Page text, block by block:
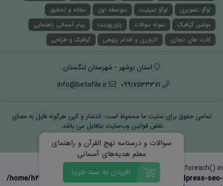
لوگو تصویری
لوگو تمپلیت متوسطه اول
مقاله و تحقیق
موشن گرافیک
نمونه سوالات پاورپوینت
پیام آسمانی راهنمایی
کارت های تجاری
کارورزی و اقدام پژوهی گرافیک و طراحی
استان بوشهر - شهرستان تنگستان
09917533371
info@betafile.ir
تمامی حقوق برای سایت ما محفوظ است. انتشار و کپی هرگونه فایل‌ به معنای
نقض قوانین وب‌سایت بتافایل می باشد.
قوانین و مقررات درباره ما تماس با ما
Warning : Invalid argument supplied for foreach() in
/home/h232166/public_html/wp-content/plugins/wordpress-seo-
سوالات و درسنامه نهج القرآن و راهنمای
معلم هدیه‌های آسمانی
افزودن به سبد خرید